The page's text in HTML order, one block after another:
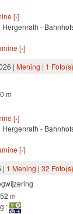
[›]
-
[›]
| Mening | 1 Foto(s)
m
[›]
-
[›]
| 1 Mening | 32 Foto(s)
m
: